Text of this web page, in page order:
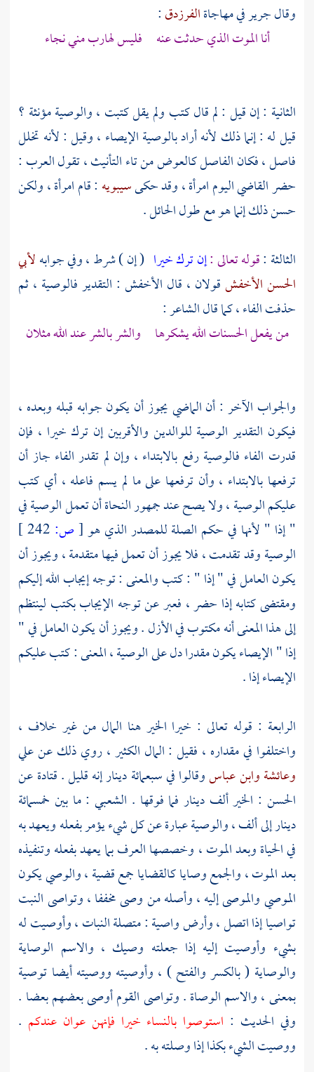
وقالجريرفي مهاجاةالفرزدق:
أنا الموت الذي حدثت عنه فليس لهارب مني نجاء
الثانية : إن قيل : لم قال كتب ولم يقل كتبت ، والوصية مؤنثة ؟
قيل له : إنما ذلك لأنه أراد بالوصية الإيصاء ، وقيل : لأنه تخلل
فاصل ، فكان الفاصل كالعوض من تاء التأنيث ، تقول العرب :
حضر القاضي اليوم امرأة ، وقد حكىسيبويه : قام امرأة ، ولكن
حسن ذلك إنما هو مع طول الحائل .
الثالثة :قوله تعالى :إن ترك خيرا ( إن ) شرط ، وفي جوابهلأبي
الحسن الأخفشقولان ، قال الأخفش : التقدير فالوصية ، ثم
حذفت الفاء ، كما قال الشاعر :
من يفعل الحسنات الله يشكرها والشر بالشر عند الله مثلان
والجواب الآخر : أن الماضي يجوز أن يكون جوابه قبله وبعده ،
فيكون التقدير الوصية للوالدين والأقربين إن ترك خيرا ، فإن
قدرت الفاء فالوصية رفع بالابتداء ، وإن لم تقدر الفاء جاز أن
ترفعها بالابتداء ، وأن ترفعها على ما لم يسم فاعله ، أي كتب
عليكم الوصية ، ولا يصح عند جمهور النحاة أن تعمل الوصية في
" إذا " لأنها في حكم الصلة للمصدر الذي هو[ص:
الوصية وقد تقدمت ، فلا يجوز أن تعمل فيها متقدمة ، ويجوز أن
يكون العامل في " إذا " : كتب والمعنى : توجه إيجاب الله إليكم
ومقتضى كتابه إذا حضر ، فعبر عن توجه الإيجاب بكتب لينتظم
إلى هذا المعنى أنه مكتوب في الأزل . ويجوز أن يكون العامل في "
إذا " الإيصاء يكون مقدرا دل على الوصية ، المعنى : كتب عليكم
الإيصاء إذا .
الرابعة : قوله تعالى : خيرا الخير هنا المال من غير خلاف ،
واختلفوا في مقداره ، فقيل : المال الكثير ، روي ذلك عنعلي
وعائشةوابن عباسوقالوا في سبعمائة دينار إنه قليل .قتادةعن
الحسن : الخير ألف دينار فما فوقها . الشعبي : ما بين خمسمائة
دينار إلى ألف ، والوصية عبارة عن كل شيء يؤمر بفعله ويعهد به
في الحياة وبعد الموت ، وخصصها العرف بما يعهد بفعله وتنفيذه
بعد الموت ، والجمع وصايا كالقضايا جمع قضية ، والوصي يكون
الموصي والموصى إليه ، وأصله من وصى مخففا ، وتواصى النبت
تواصيا إذا اتصل ، وأرض واصية : متصلة النبات ، وأوصيت له
بشيء وأوصيت إليه إذا جعلته وصيك ، والاسم الوصاية
والوصاية ( بالكسر والفتح ) ، وأوصيته ووصيته أيضا توصية
بمعنى ، والاسم الوصاة . وتواصى القوم أوصى بعضهم بعضا .
وفي الحديث : استوصوا بالنساء خيرا فإنهن عوان عندكم .
ووصيت الشيء بكذا إذا وصلته به .